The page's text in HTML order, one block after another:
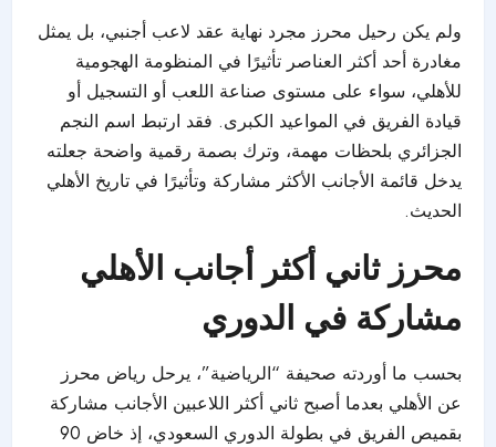
ولم يكن رحيل محرز مجرد نهاية عقد لاعب أجنبي، بل يمثل
مغادرة أحد أكثر العناصر تأثيرًا في المنظومة الهجومية
للأهلي، سواء على مستوى صناعة اللعب أو التسجيل أو
قيادة الفريق في المواعيد الكبرى. فقد ارتبط اسم النجم
الجزائري بلحظات مهمة، وترك بصمة رقمية واضحة جعلته
يدخل قائمة الأجانب الأكثر مشاركة وتأثيرًا في تاريخ الأهلي
الحديث.
محرز ثاني أكثر أجانب الأهلي
مشاركة في الدوري
بحسب ما أوردته صحيفة “الرياضية”، يرحل رياض محرز
عن الأهلي بعدما أصبح ثاني أكثر اللاعبين الأجانب مشاركة
بقميص الفريق في بطولة الدوري السعودي، إذ خاض 90